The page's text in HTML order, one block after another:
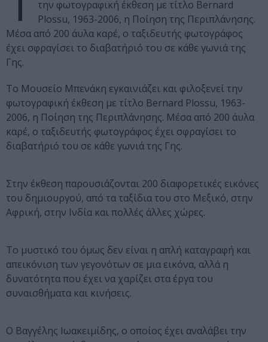
την φωτογραφική έκθεση με τίτλο Bernard
Plossu, 1963-2006, η Ποίηση της Περιπλάνησης.
Μέσα από 200 άυλα καρέ, ο ταξιδευτής φωτογράφος
έχει σφραγίσει το διαβατήριό του σε κάθε γωνιά της
Γης.
Το Μουσείο Μπενάκη εγκαινιάζει και φιλοξενεί την
φωτογραφική έκθεση με τίτλο Bernard Plossu, 1963-
2006, η Ποίηση της Περιπλάνησης. Μέσα από 200 άυλα
καρέ, ο ταξιδευτής φωτογράφος έχει σφραγίσει το
διαβατήριό του σε κάθε γωνιά της Γης.
Στην έκθεση παρουσιάζονται 200 διαφορετικές εικόνες
του δημιουργού, από τα ταξίδια του στο Μεξικό, στην
Αφρική, στην Ινδία και πολλές άλλες χώρες.
Το μυστικό του όμως δεν είναι η απλή καταγραφή και
απεικόνιση των γεγονότων σε μια εικόνα, αλλά η
δυνατότητα που έχει να χαρίζει στα έργα του
συναισθήματα και κινήσεις.
Ο Βαγγέλης Ιωακειμίδης, ο οποίος έχει αναλάβει την